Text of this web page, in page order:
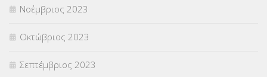
Νοέμβριος 2023
Οκτώβριος 2023
Σεπτέμβριος 2023